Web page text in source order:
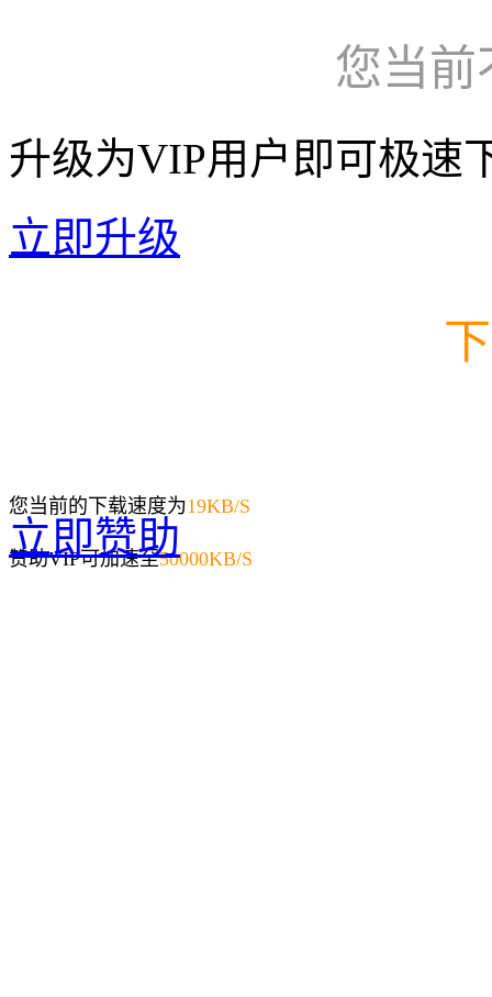
您当前
升级为VIP用户即可极速
立即升级
您当前的下载速度为19KB/S
赞助VIP可加速至50000KB/S
立即赞助